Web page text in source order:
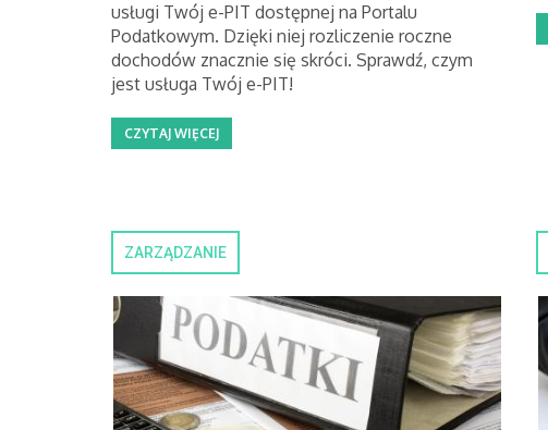
usługi Twój e-PIT dostępnej na Portalu
Podatkowym. Dzięki niej rozliczenie roczne
dochodów znacznie się skróci. Sprawdź, czym
jest usługa Twój e-PIT!
CZYTAJ WIĘCEJ
ZARZĄDZANIE